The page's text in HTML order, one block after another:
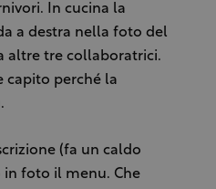
In cucina la
a destra nella foto del
altre tre collaboratrici.
capito perché la
(fa un caldo
in foto il menu. Che